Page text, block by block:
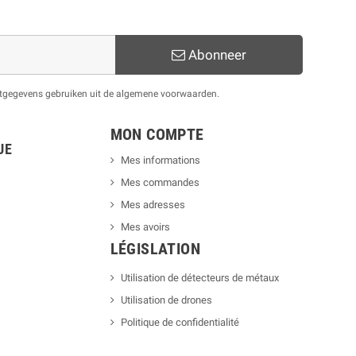
Abonneer
gebruiken uit de algemene voorwaarden.
MON COMPTE
Mes informations
Mes commandes
Mes adresses
Mes avoirs
LÉGISLATION
Utilisation de détecteurs de métaux
Utilisation de drones
Politique de confidentialité